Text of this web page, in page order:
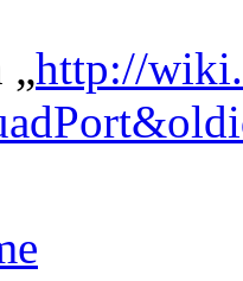
„http://